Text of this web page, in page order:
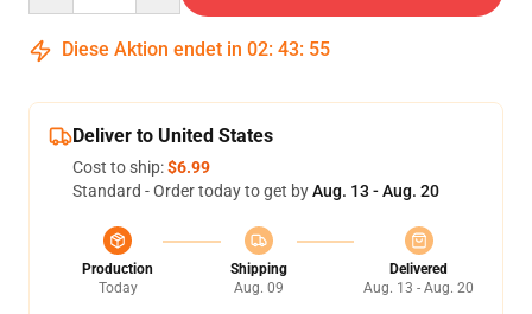
Diese Aktion endet in 02: 43: 54
Deliver to United States
Cost to ship:$6.99
Standard - Order today to get byAug. 13 - Aug. 20
Production
Today
Shipping
Aug. 09
Delivered
Aug. 13 - Aug. 20